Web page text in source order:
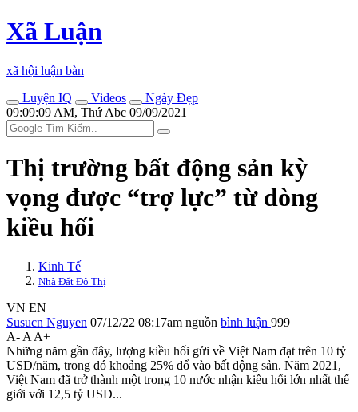
Xã Luận
xã hội luận bàn
Luyện IQ
Videos
Ngày Đẹp
09:09:09 AM, Thứ Abc 09/09/2021
Thị trường bất động sản kỳ
vọng được “trợ lực” từ dòng
kiều hối
Kinh Tế
Nhà Đất Đô Thị
VN EN
Susucn Nguyen 07/12/22 08:17am nguồn bình luận 999
A- A A+
Những năm gần đây, lượng kiều hối gửi về Việt Nam đạt trên 10 tỷ
USD/năm, trong đó khoảng 25% đổ vào bất động sản. Năm 2021,
Việt Nam đã trở thành một trong 10 nước nhận kiều hối lớn nhất thế
giới với 12,5 tỷ USD...